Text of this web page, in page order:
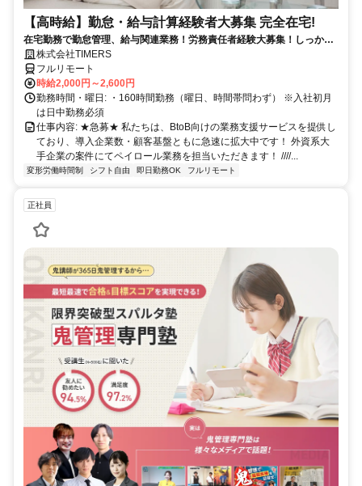
【高時給】勤怠・給与計算経験者大募集 完全在宅!
在宅勤務で勤怠管理、給与関連業務！労務責任者経験大募集！しっかり
稼ぎたい方、注目！
株式会社TIMERS
フルリモート
時給2,000円～2,600円
勤務時間・曜日: ・160時間勤務（曜日、時間帯問わず） ※入社初月
は日中勤務必須
仕事内容: ★急募★ 私たちは、BtoB向けの業務支援サービスを提供し
ており、導入企業数・顧客基盤ともに急速に拡大中です！ 外資系大
手企業の案件にてペイロール業務を担当いただきます！ ////...
変形労働時間制 シフト自由 即日勤務OK フルリモート
正社員